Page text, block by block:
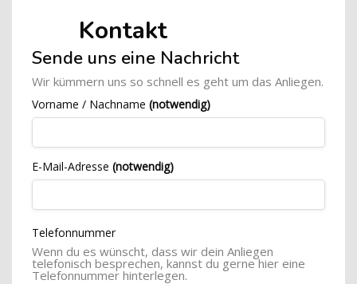
Kontakt
Blöcke
[Cocoon] Custom HTML überspringen
Sende uns eine Nachricht
Wir kümmern uns so schnell es geht um das Anliegen.
Vorname / Nachname (notwendig)
E-Mail-Adresse (notwendig)
Telefonnummer
Wenn du es wünscht, dass wir dein Anliegen
telefonisch besprechen, kannst du gerne hier eine
Telefonnummer hinterlegen.